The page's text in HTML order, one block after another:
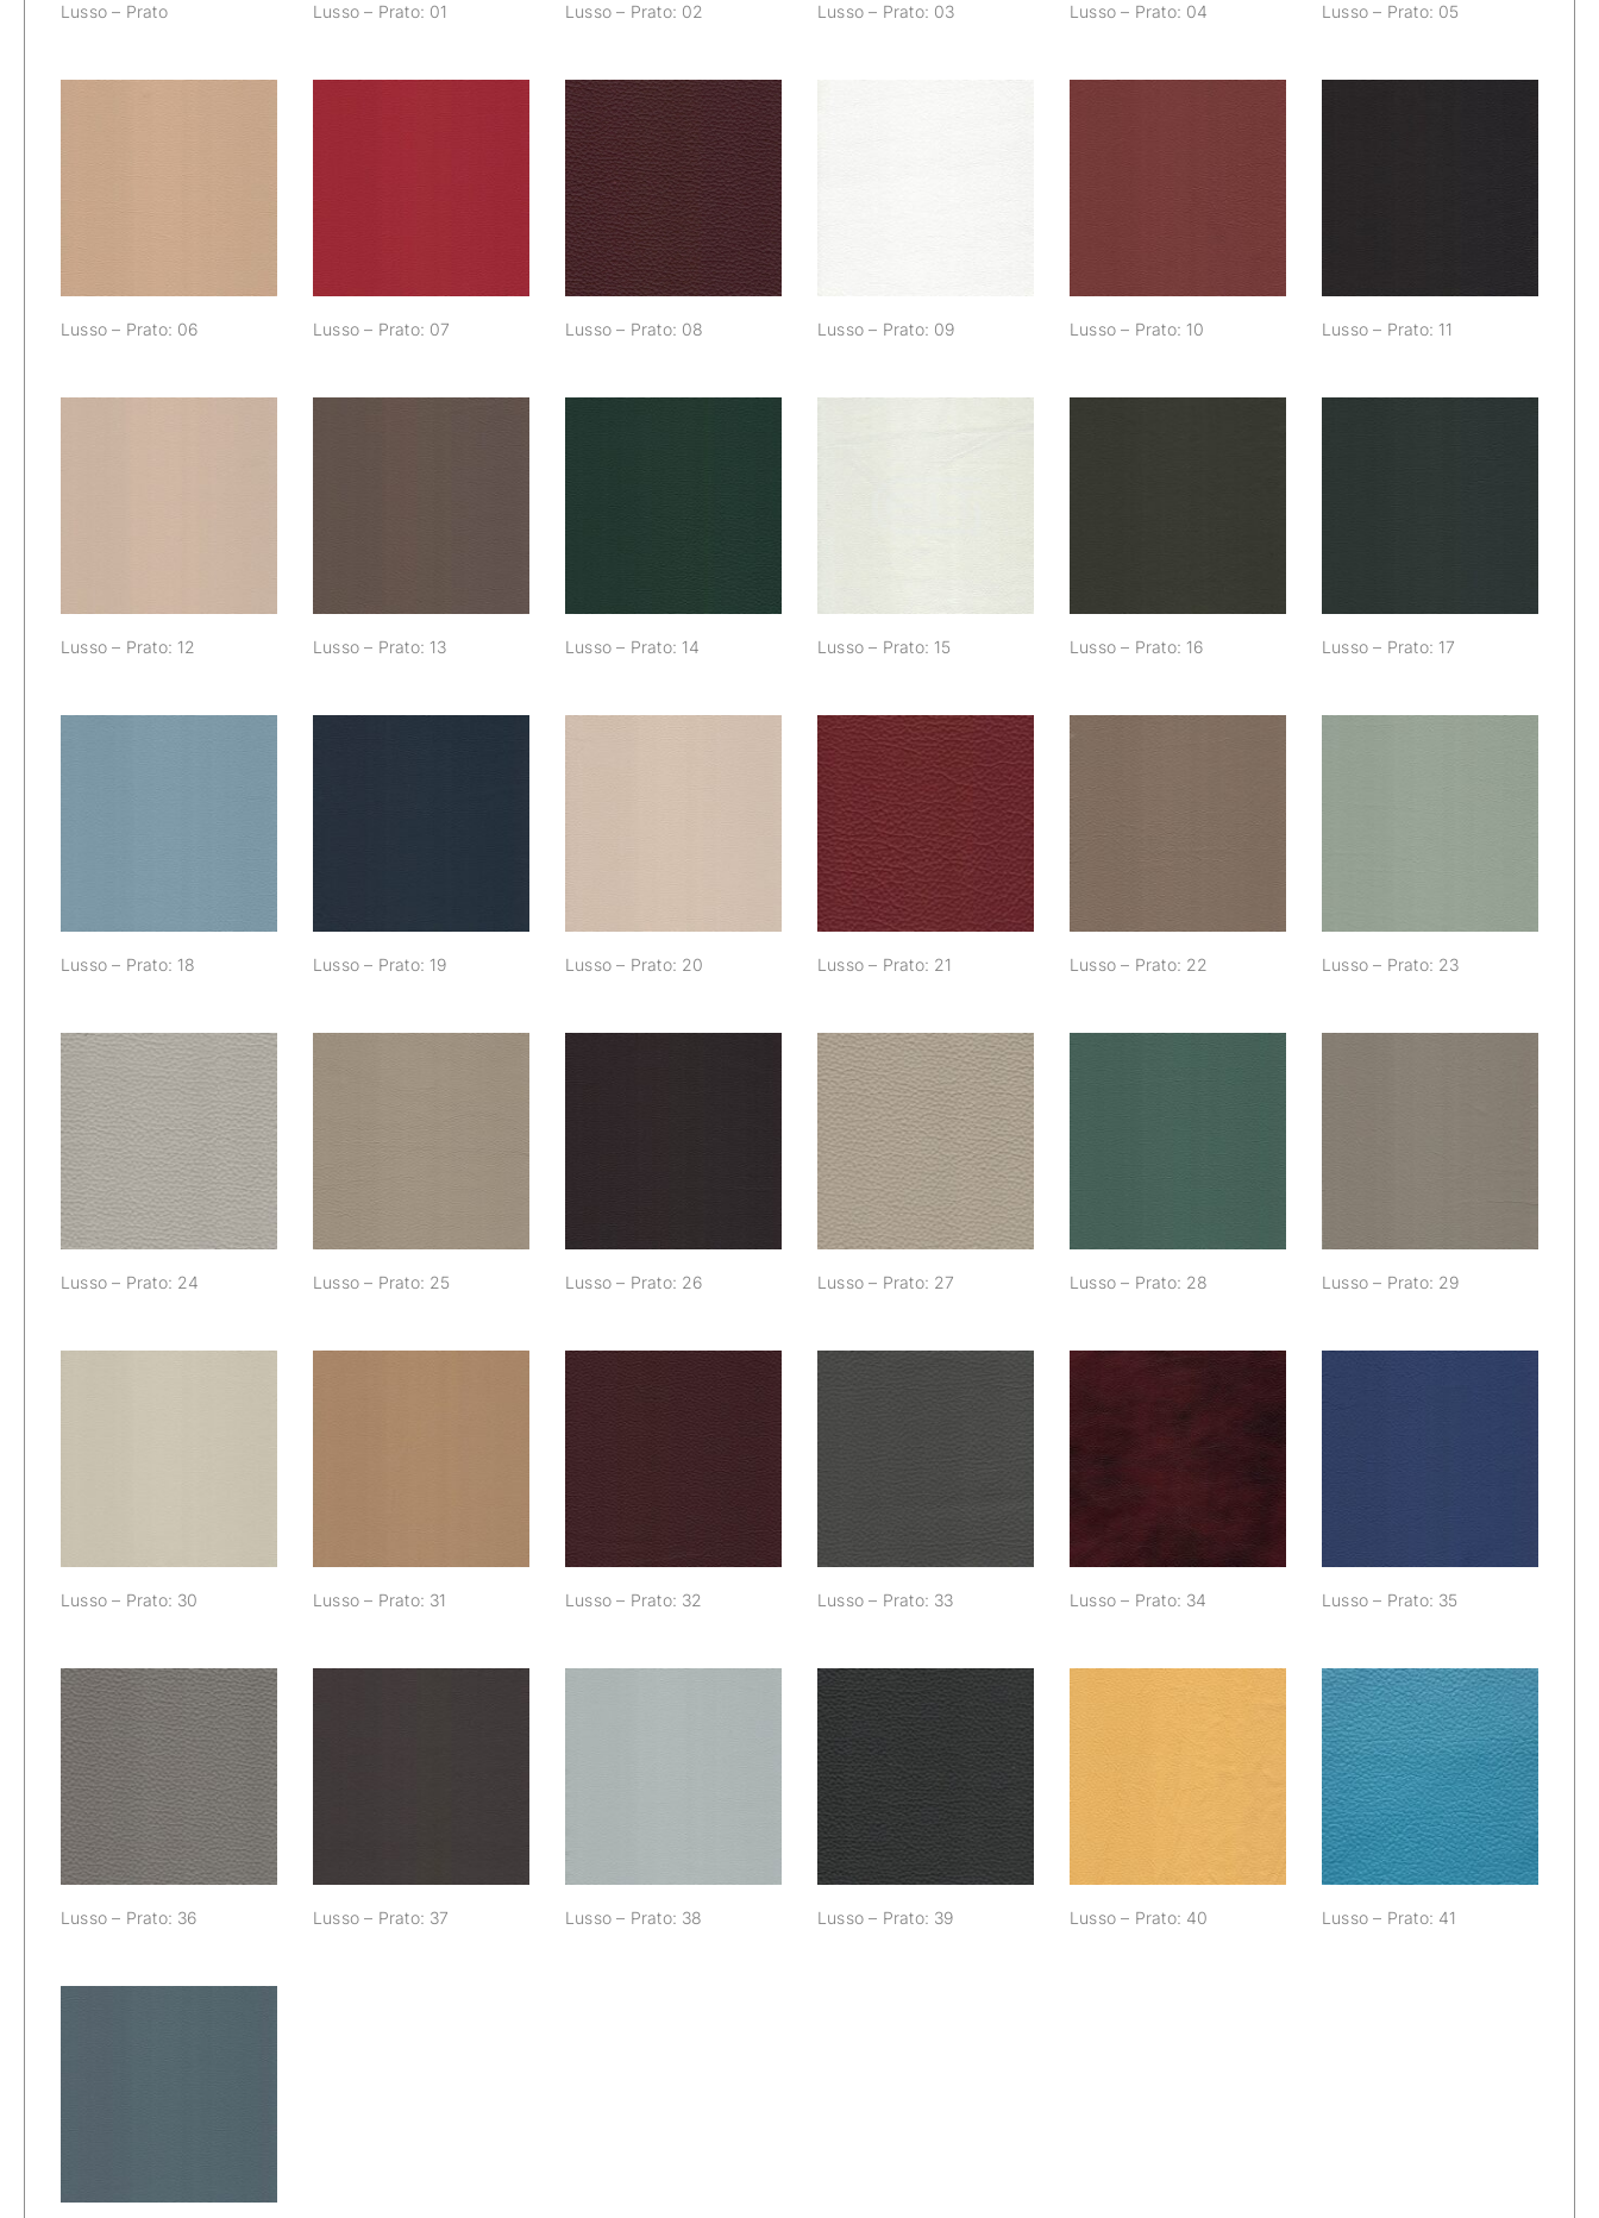
Lusso – Prato Lusso – Prato: 01 Lusso – Prato: 02 Lusso – Prato: 03 Lusso – Prato: 04 Lusso – Prato: 05
Lusso – Prato: 06 Lusso – Prato: 07
Lusso – Prato: 08
Lusso – Prato: 08 Lusso – Prato: 09
Lusso – Prato: 10
Lusso – Prato: 10 Lusso – Prato: 11
Lusso – Prato: 12 Lusso – Prato: 13 Lusso – Prato: 14 Lusso – Prato: 15 Lusso – Prato: 16 Lusso – Prato: 17
Lusso – Prato: 18 Lusso – Prato: 19 Lusso – Prato: 20
Lusso – Prato: 21
Lusso – Prato: 21 Lusso – Prato: 22 Lusso – Prato: 23
Lusso – Prato: 24
Lusso – Prato: 24
Lusso – Prato: 25
Lusso – Prato: 25 Lusso – Prato: 26
Lusso – Prato: 27
Lusso – Prato: 27 Lusso – Prato: 28 Lusso – Prato: 29
Lusso – Prato: 30 Lusso – Prato: 31 Lusso – Prato: 32 Lusso – Prato: 33 Lusso – Prato: 34 Lusso – Prato: 35
Lusso – Prato: 36
Lusso – Prato: 36 Lusso – Prato: 37 Lusso – Prato: 38
Lusso – Prato: 39
Lusso – Prato: 39 Lusso – Prato: 40
Lusso – Prato: 41
Lusso – Prato: 41